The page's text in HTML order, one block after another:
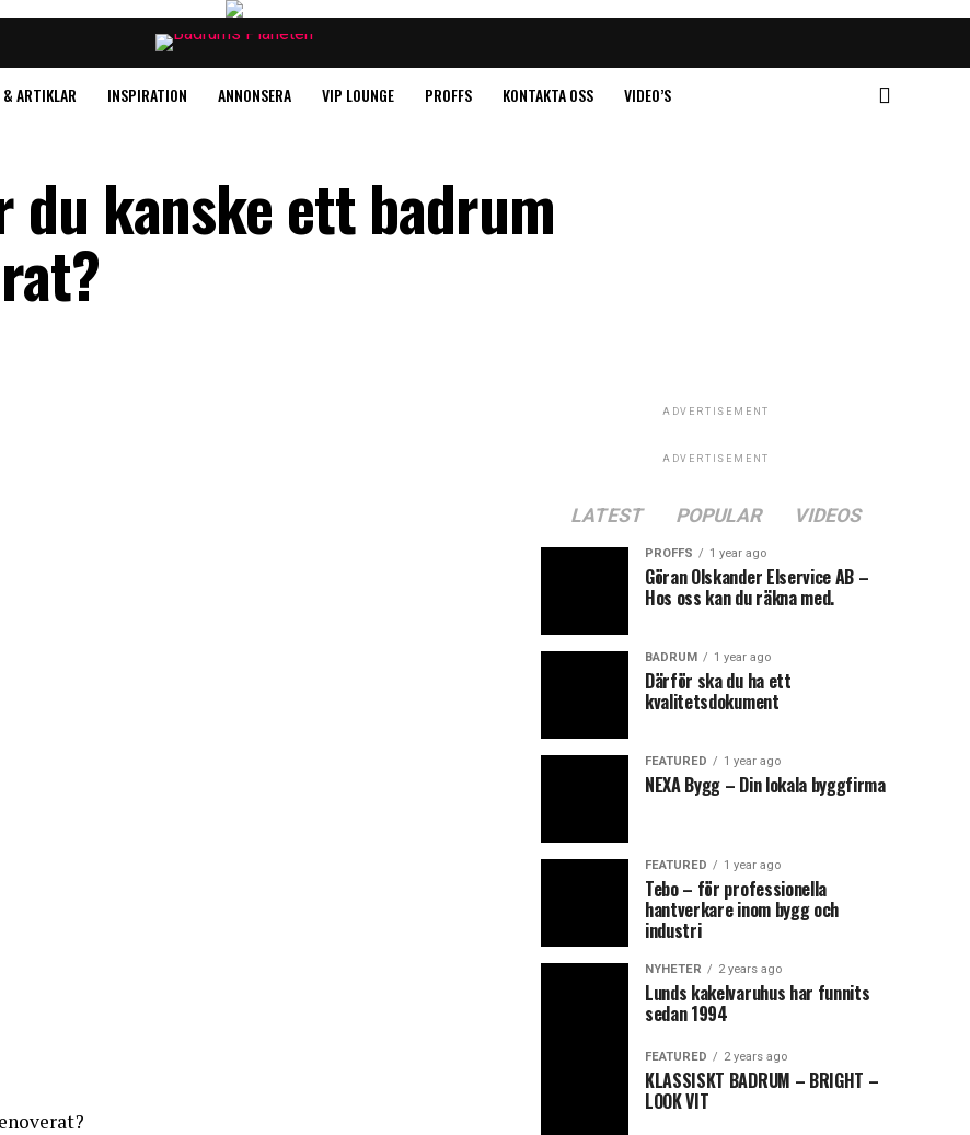
ARTIKLAR INSPIRATION ANNONSERA VIP LOUNGE PROFFS KONTAKTA OSS VIDEO’S
du kanske ett badrum
ADVERTISEMENT
ADVERTISEMENT
LATEST POPULAR VIDEOS
PROFFS 1 year ago
Göran Olskander Elservice AB –
Hos oss kan du räkna med.
BADRUM 1 year ago
Därför ska du ha ett
kvalitetsdokument
FEATURED 1 year ago
NEXA Bygg – Din lokala byggfirma
FEATURED 1 year ago
Tebo – för professionella
hantverkare inom bygg och
industri
NYHETER 2 years ago
Lunds kakelvaruhus har funnits
sedan 1994
FEATURED 2 years ago
KLASSISKT BADRUM – BRIGHT –
LOOK VIT